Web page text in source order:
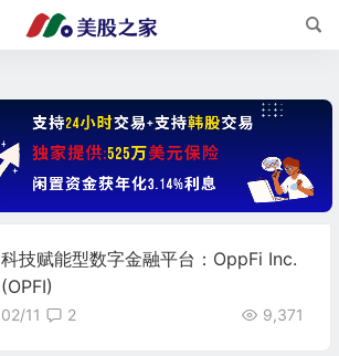
科技赋能型数字金融平台：OppFi Inc.
(OPFI)
02/11 9,371
2